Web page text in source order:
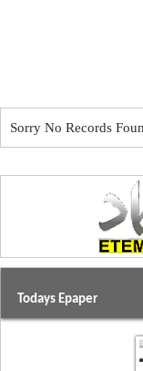
Sorry No Records
Todays Epaper